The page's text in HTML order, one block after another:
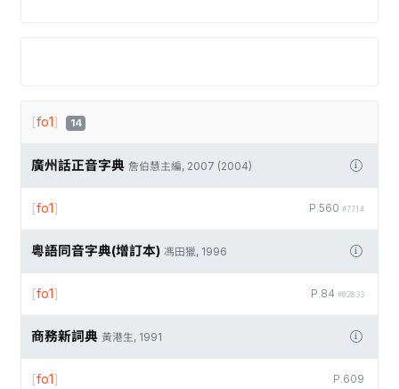
[fo1] 14
廣州話正音字典 詹伯慧主編, 2007 (2004)
P.560 #7714
[fo1]
粵語同音字典(增訂本) 馮田獵, 1996
P.84 #02833
[fo1]
商務新詞典 黃港生, 1991
P.609
[fo1]